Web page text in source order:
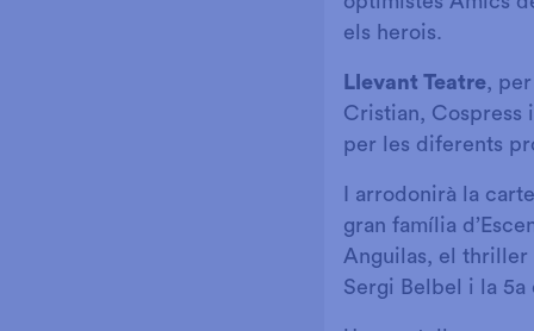
els herois.
Llevant Teatre,
Cristian, Cospress
per les diferents
I arrodonirà la
gran família
Anguilas, el thriller
Sergi Belbel i la